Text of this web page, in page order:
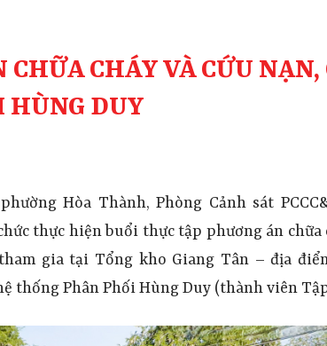
CHÁY VÀ CỨU
HÙNG DUY
Hòa Thành, Phòng Cảnh sát
thực hiện buổi thực tập phương án chữa
gia tại Tổng kho Giang Tân – địa
thống Phân Phối Hùng Duy (thành viên